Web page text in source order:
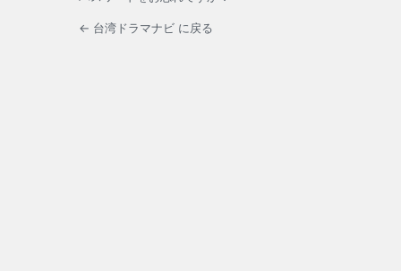
← 台湾ドラマナビ に戻る